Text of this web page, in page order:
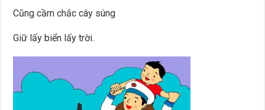
Cũng cầm chắc cây súng
Giữ lấy biển lấy trời.